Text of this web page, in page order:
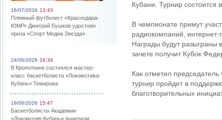
16/07/2026 13:43
Пляжный футболист «Краснодара-
ЮМР» Дмитрий Бушков удостоен
приза «Спорт Медиа Звезда»
24/06/2026 16:34
В Кропоткине состоялся мастер-
класс баскетболиста «Локомотива-
Кубань» Темирова
19/06/2026 15:47
Баскетболисты Академии
«Локомотив-Кубань» выиграли
Кубани. Турнир
В чемпионате примут
радиокомпаний,
Награды будут разыграны
зачете получит Кубок
Как отметил
турнир пройдет в
благотворительных